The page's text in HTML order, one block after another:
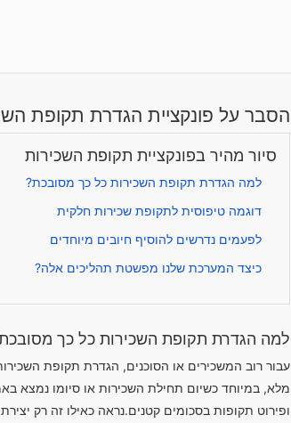
הסבר על פונקציית הגדרת תקופת
סיור מהיר בפונקציית תקופת השכירות
למה הגדרת תקופת השכירות כל כך מסובכת?
דוגמה טיפוסית לתקופת שכירות חלקית
לפעמים נדרשים להוסיף חיובים מיוחדים
כיצד המערכת שלנו מפשטת תהליכים אלה?
למה הגדרת תקופת השכירות כל כך
עבור רוב המשכירים או הסוכנים, הגדרת תקופת
מלא, במיוחד כשיום תחילת השכירות או סיומו נמצא
ופירוט תקופות בסכומים קטנים.נראה כאילו זה רק